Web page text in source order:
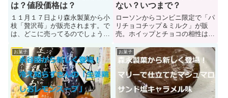
は？値段価格は？
１１月１７日より森永製菓から小
枝「贅沢苺」が販売されます。で
は、どこに売ってるのでしょう
にも売ってない・・・」なんてこ
ともあります。ここでは「森永の
小枝贅沢苺どこに売ってるの
か？」買える購入販売店を紹介し
ています。それ以外にも値段価
格、販売期間についても紹介して
ない？いつまで？
ローソンからコンビニ限定で「パ
リチョコチップ＆ミルク」が販
売。ホイップとチョコの相性は抜
がチョコレートの甘さをよりいっ
そう引き立ててくれる贅沢スイー
ツ！では、ページを読み進めて
「売ってない対処法、販売期間
（いつまで？）、カロリー、値
段、味」について知っていこう。
お菓子 お菓子